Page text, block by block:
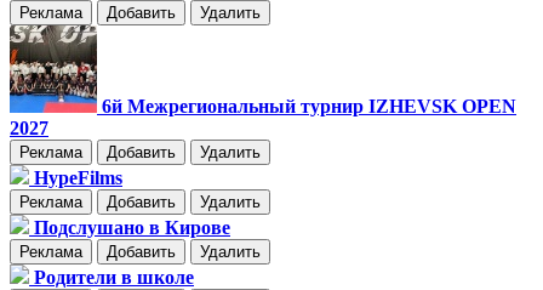
Реклама Добавить Удалить
6й Межрегиональный турнир IZHEVSK OPEN
2027
Реклама Добавить Удалить
HypeFilms
Реклама Добавить Удалить
Подслушано в Кирове
Реклама Добавить Удалить
Родители в школе